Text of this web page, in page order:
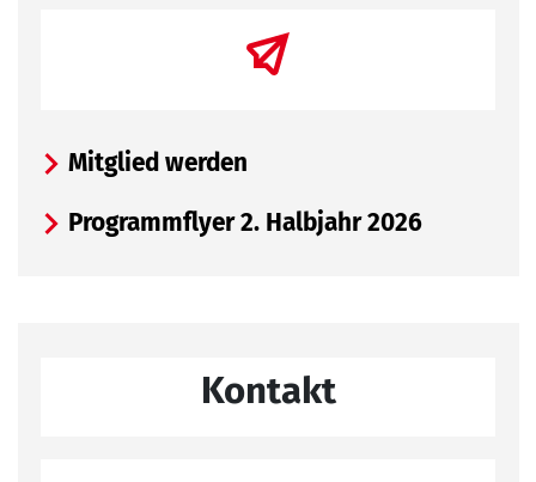
Mitglied werden
Programmflyer 2. Halbjahr 2026
Kontakt